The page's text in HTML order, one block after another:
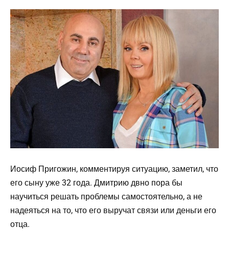
Иосиф Пригожин, комментируя ситуацию, заметил, что
его сыну уже 32 года. Дмитрию двно пора бы
научиться решать проблемы самостоятельно, а не
надеяться на то, что его выручат связи или деньги его
отца.